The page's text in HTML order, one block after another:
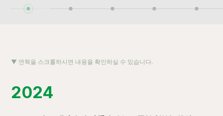
▼ 연혁을 스크롤하시면 내용을 확인하실 수 있습니다.
2024